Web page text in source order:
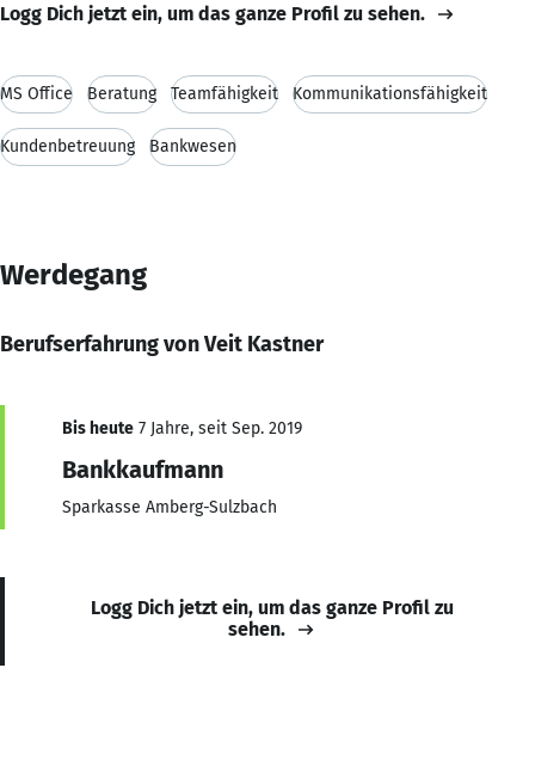
Logg Dich jetzt ein, um das ganze Profil zu sehen.
MS Office Beratung Teamfähigkeit Kommunikationsfähigkeit
Kundenbetreuung Bankwesen
Werdegang
Berufserfahrung von Veit Kastner
Bis heute 7 Jahre, seit Sep. 2019
Bankkaufmann
Sparkasse Amberg-Sulzbach
Logg Dich jetzt ein, um das ganze Profil zu
sehen.